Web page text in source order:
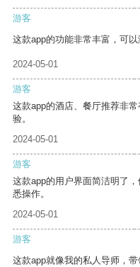
游客
这款app的功能非常丰富，可以
2024-05-01
游客
这款app的酒店、餐厅推荐非
验。
2024-05-01
游客
这款app的用户界面简洁明了
悉操作。
2024-05-01
游客
这款app就像我的私人导师，带